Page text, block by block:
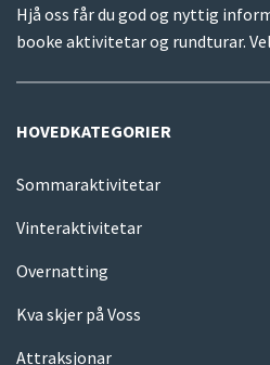
Hjå oss får du god og nyttig
booke aktivitetar og rundturar.
HOVEDKATEGORIER
Sommaraktivitetar
Vinteraktivitetar
Overnatting
Kva skjer på Voss
Attraksjonar